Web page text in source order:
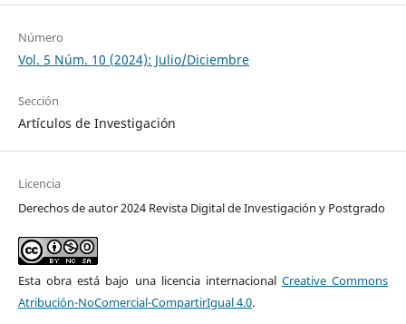
Número
Vol. 5 Núm. 10 (2024): Julio/Diciembre
Sección
Artículos de Investigación
Licencia
Derechos de autor 2024 Revista Digital de Investigación y Postgrado
Esta obra está bajo una licencia internacional Creative Commons
Atribución-NoComercial-CompartirIgual 4.0.